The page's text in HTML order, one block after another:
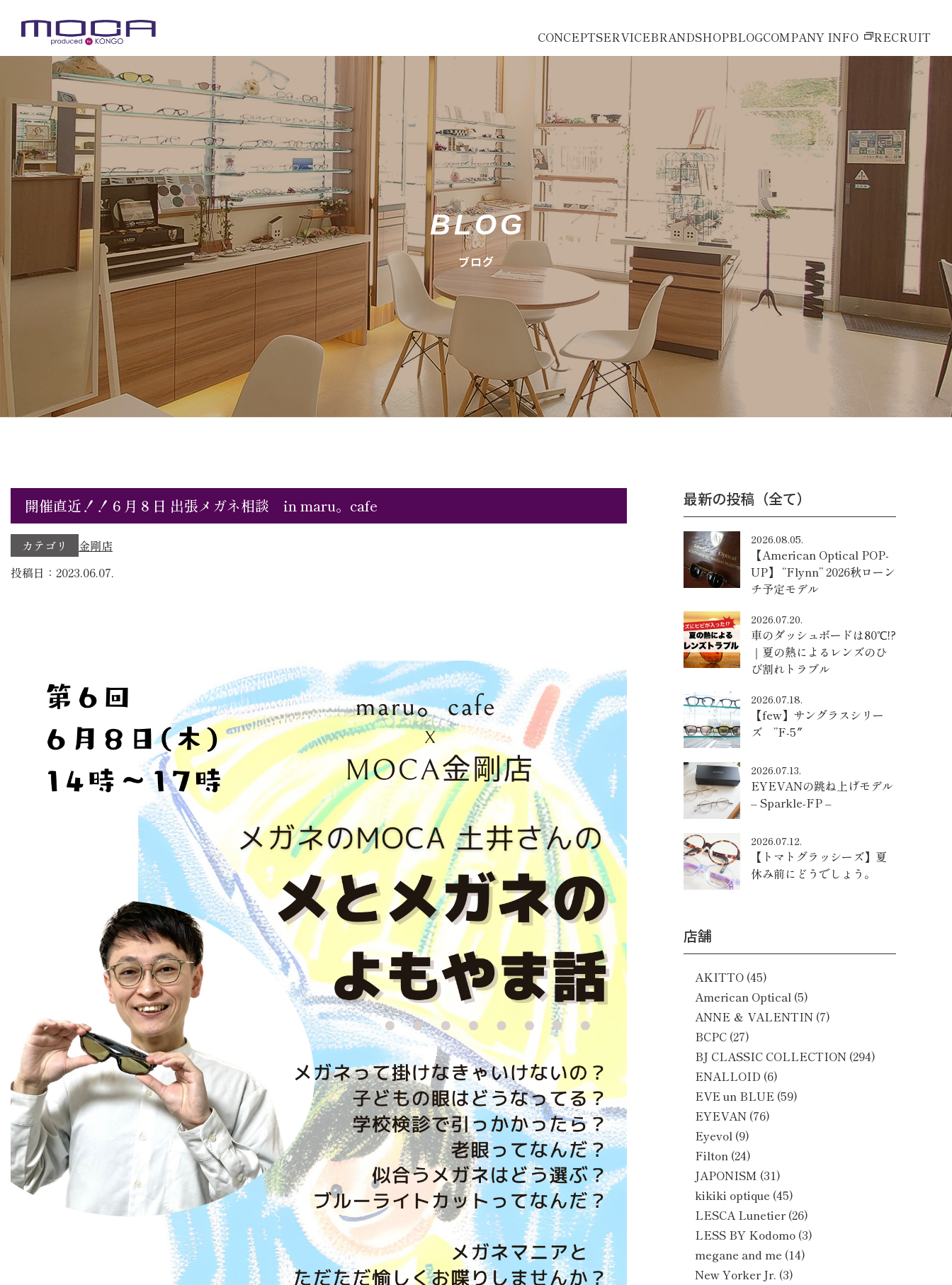
CONCEPTSERVICEBRANDSHOPBLOGCOMPANY INFO RECRUIT
BLOG
ブログ
開催直近！！６月８日 出張メガネ相談 in maru。cafe
カテゴリ
金剛店
投稿日：2023.06.07.
最新の投稿（全て）
2026.08.05.
【American Optical POP-
UP】 “Flynn” 2026秋ローン
チ予定モデル
2026.07.20.
車のダッシュボードは80℃!?
｜夏の熱によるレンズのひ
び割れトラブル
2026.07.18.
【few】サングラスシリー
ズ ”F-5″
2026.07.13.
EYEVANの跳ね上げモデル
– Sparkle-FP –
2026.07.12.
【トマトグラッシーズ】夏
休み前にどうでしょう。
店舗
AKITTO (45)
American Optical (5)
ANNE ＆ VALENTIN (7)
BCPC (27)
BJ CLASSIC COLLECTION (294)
ENALLOID (6)
EVE un BLUE (59)
EYEVAN (76)
Eyevol (9)
Filton (24)
JAPONISM (31)
kikiki optique (45)
LESCA Lunetier(26)
LESS BY Kodomo (3)
megane and me (14)
New Yorker Jr. (3)